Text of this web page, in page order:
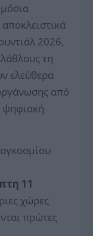
2026,
τη
ελεύθερα
από
ψηφιακή
11
χώρες
πρώτες